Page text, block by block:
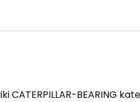
BEARING